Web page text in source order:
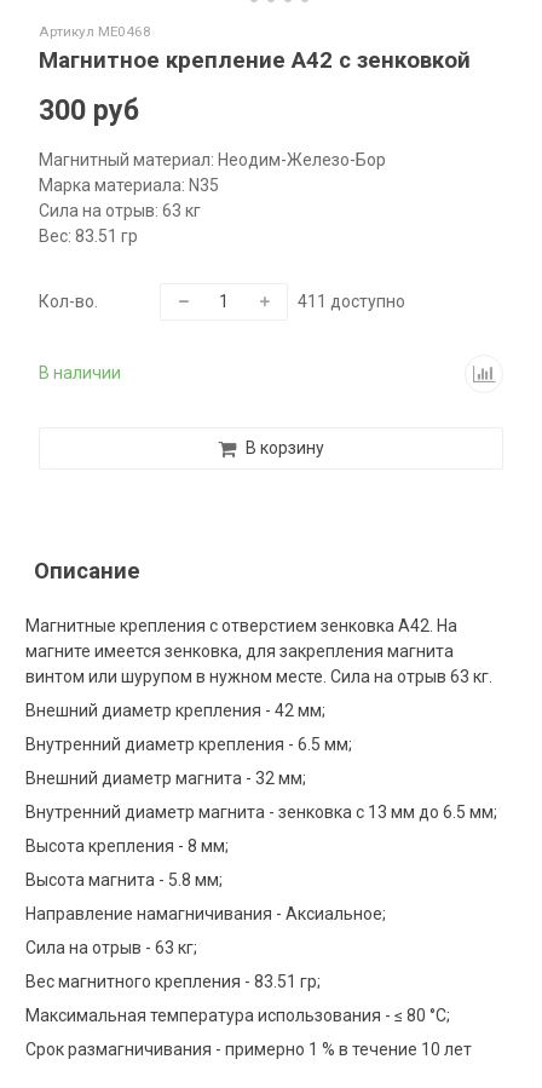
Артикул ME0468
Магнитное крепление A42 с зенковкой
В наличии
300 руб
Магнитный материал: Неодим-Железо-Бор
Марка материала: N35
Сила на отрыв: 63 кг
Вес: 83.51 гр
Кол-во. 411 доступно
В корзину
Описание
Магнитные крепления с отверстием зенковка А42. На
магните имеется зенковка, для закрепления магнита
винтом или шурупом в нужном месте. Сила на отрыв 63 кг.
Внешний диаметр крепления - 42 мм;
Внутренний диаметр крепления - 6.5 мм;
Внешний диаметр магнита - 32 мм;
Внутренний диаметр магнита - зенковка с 13 мм до 6.5 мм;
Высота крепления - 8 мм;
Высота магнита - 5.8 мм;
Направление намагничивания - Аксиальное;
Сила на отрыв - 63 кг;
Вес магнитного крепления - 83.51 гр;
Максимальная температура использования - ≤ 80 °C;
Срок размагничивания - примерно 1 % в течение 10 лет